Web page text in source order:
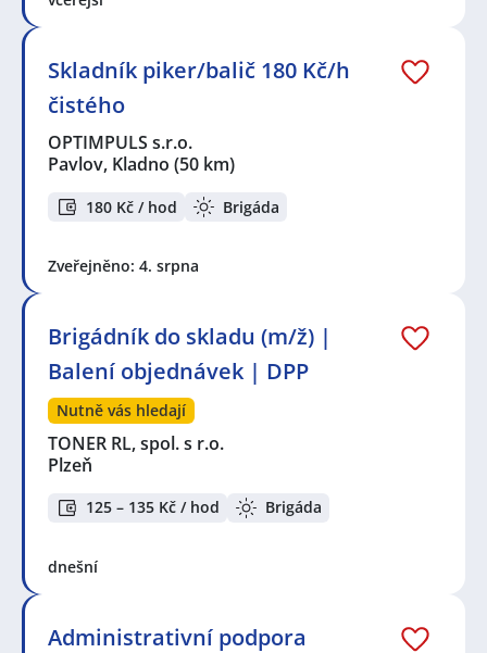
Skladník piker/balič 180 Kč/h
čistého
OPTIMPULS s.r.o.
Pavlov, Kladno (50 km)
180 Kč / hod Brigáda
Zveřejněno: 4. srpna
Brigádník do skladu (m/ž) |
Balení objednávek | DPP
Nutně vás hledají
TONER RL, spol. s r.o.
Plzeň
125 – 135 Kč / hod Brigáda
dnešní
Administrativní podpora